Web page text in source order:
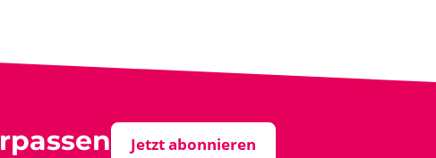
Jetzt abonnieren